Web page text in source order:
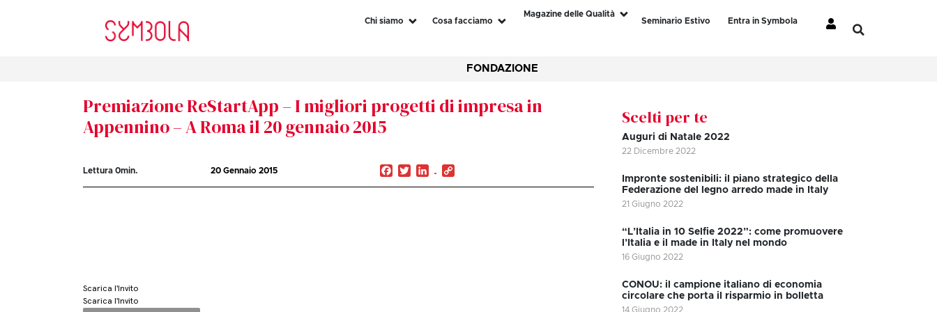
Chi siamo Cosa facciamo
Magazine delle Qualità
Seminario Estivo
Entra in Symbola
FONDAZIONE
Premiazione ReStartApp – I migliori progetti di impresa in
Appennino – A Roma il 20 gennaio 2015
Lettura0min. 20 Gennaio 2015 Facebook
TwitterLinkedIn
Scarica l'Invito
Scarica l'Invito
Scelti per te
Auguri di Natale 2022
22 Dicembre 2022
Impronte sostenibili: il piano strategico della
Federazione del legno arredo made in Italy
21 Giugno 2022
“L’Italia in 10 Selfie 2022”: come promuovere
l’Italia e il made in Italy nel mondo
16 Giugno 2022
CONOU: il campione italiano di economia
circolare che porta il risparmio in bolletta
14 Giugno 2022